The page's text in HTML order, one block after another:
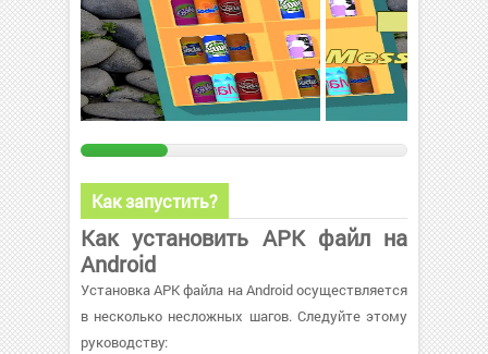
Как запустить?
Как установить APK файл на
Android
Установка APK файла на Android осуществляется
в несколько несложных шагов. Следуйте этому
руководству: